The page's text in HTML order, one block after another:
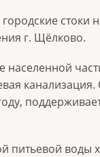
стоки
г. Щёлково.
населенной
питьевой воды